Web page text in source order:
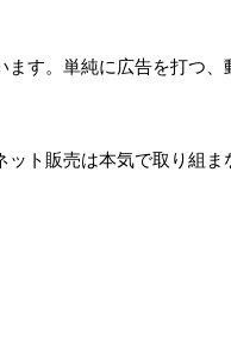
ます。単純に広告を打つ、
ット販売は本気で取り組ま